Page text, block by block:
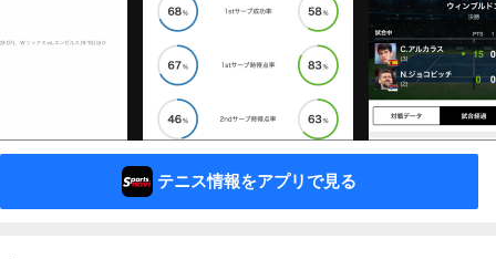
テニス情報をアプリで見る